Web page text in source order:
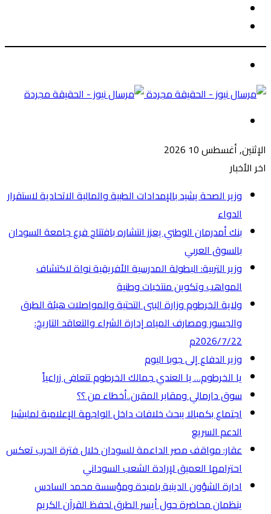
عن
الإثنين, أغسطس 10 2026
اخر الأخبار
وزير الصحة يشيد بالإمدادات الطبية والمالية الاتحادية لاستقرار
الدواء
بنك أمدرمان الوطني يعزز انتشاره بافتتاح فرع جامعة السودان
بالسوق العربي
وزير التربية: البطولة المدرسية الأفريقية نواة لاكتشاف
المواهب وتكوين منتخبات وطنية
ولاية الخرطوم وزارة البنى التحتية والمواصلات هيئة الطرق
والجسور ومصارف المياه إدارة الشراء والتعاقد التاريخ:
2026/7/22م
وزير الدفاع إلى جوبا اليوم
يا الخرطوم… يا العندي جمالك الخرطوم تتعافى زراعياً
سوق دارمالي ومقابر المقرن..أخطاء من ؟؟
اجتماع بكمبالا يبحث خلافات داخل الواجهة الإعلامية لمليشيا
الدعم السريع
عقار: مواقف مصر الداعمة للسودان خلال فترة الحرب تعكس
احترامها العميق لإرادة الشعب السوداني
ادارة الشؤون الدينية بامبدة ومؤسسة محمد السادس
ينظمان محاضرة حول أيسر الطرق لحفظ القرآن الكريم